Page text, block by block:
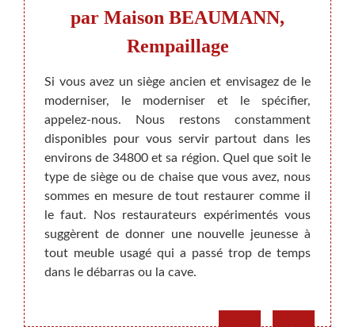
nous
?
a
pu
sans
par Maison BEAUMANN,
Rempaillage
Si vous avez un siège ancien et envisagez de le
moderniser, le moderniser et le spécifier,
appelez-nous. Nous restons constamment
disponibles pour vous servir partout dans les
environs de 34800 et sa région. Quel que soit le
type de siège ou de chaise que vous avez, nous
sommes en mesure de tout restaurer comme il
le faut. Nos restaurateurs expérimentés vous
suggèrent de donner une nouvelle jeunesse à
tout meuble usagé qui a passé trop de temps
dans le débarras ou la cave.
effet,
de